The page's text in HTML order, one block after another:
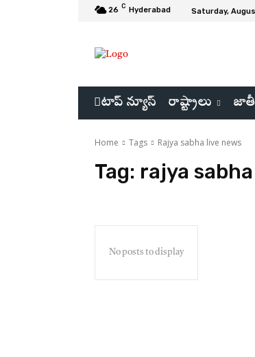
26 C Hyderabad Saturday,
టాప్ న్యూస్ రాష్ట్రాలు
Home Tags Rajya sabha live news
Tag: rajya
No posts to display